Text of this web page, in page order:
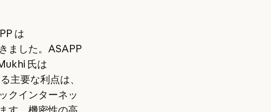
は
ました。ASAPP
氏は
主要な利点は、
クインターネッ